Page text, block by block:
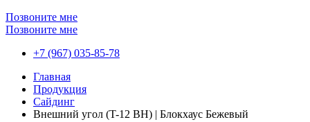
Позвоните мне
Позвоните мне
+7 (967) 035-85-78
Главная
Продукция
Сайдинг
Внешний угол (T-12 BH) | Блокхаус Бежевый